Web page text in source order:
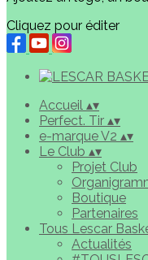
Cliquez pour éditer
Accueil ▴▾
Perfect. Tir ▴▾
e-marque V2 ▴▾
Le Club ▴▾
Projet Club
Boutique
Partenaires
Tous Lescar
Actualités